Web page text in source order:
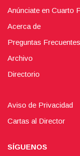
Anúnciate en Cuarto
Acerca de
Preguntas Frecuentes
Archivo
Directorio
Aviso de Privacidad
Cartas al Director
SÍGUENOS